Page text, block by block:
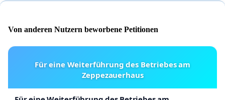
Von anderen Nutzern beworbene Petitionen
Für eine Weiterführung des Betriebes am
Zeppezauerhaus